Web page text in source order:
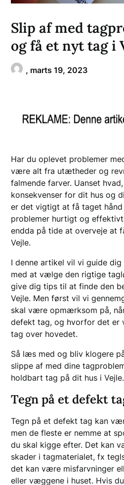
Slip af med
og få et nyt tag i
, marts 19, 2023
Har du oplevet problemer
være alt fra utætheder og
falmende farver. Uanset
konsekvenser for dit hus og
er det vigtigt at få taget hånd
problemer hurtigt og
endda på tide at overveje at
Vejle.
I denne artikel vil vi guide dig
med at vælge den rigtige
give dig tips til at finde den
Vejle. Men først vil vi
skal være opmærksom på,
defekt tag, og hvorfor det er
tag over hovedet.
Så læs med og bliv klogere
slippe af med dine
holdbart tag på dit hus i Vejle.
Tegn på et defekt
Tegn på et defekt tag kan
men de fleste er nemme at
du skal kigge efter. Det kan
skader i tagmaterialet, fx
det kan være misfarvninger
eller væggene i huset. Hvis